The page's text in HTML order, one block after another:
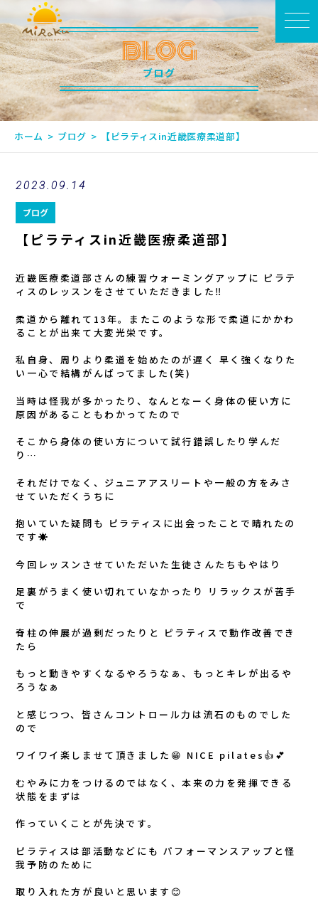
BLOG
ブログ
ホーム ブログ 【ピラティスin近畿医療柔道部】
2023.09.14
ブログ
【ピラティスin近畿医療柔道部】
近畿医療柔道部さんの練習ウォーミングアップに ピラテ
ィスのレッスンをさせていただきました‼️
柔道から離れて13年。またこのような形で柔道にかかわ
ることが出来て大変光栄です。
私自身、周りより柔道を始めたのが遅く 早く強くなりた
い一心で結構がんばってました(笑)
当時は怪我が多かったり、なんとなーく身体の使い方に
原因があることもわかってたので
そこから身体の使い方について試行錯誤したり学んだ
り…
それだけでなく、ジュニアアスリートや一般の方をみさ
せていただくうちに
抱いていた疑問も ピラティスに出会ったことで晴れたの
です☀️
今回レッスンさせていただいた生徒さんたちもやはり
足裏がうまく使い切れていなかったり リラックスが苦手
で
脊柱の伸展が過剰だったりと ピラティスで動作改善でき
たら
もっと動きやすくなるやろうなぁ、もっとキレが出るや
ろうなぁ
と感じつつ、皆さんコントロール力は流石のものでした
ので
ワイワイ楽しませて頂きました😁 NICE pilates👍💕
むやみに力をつけるのではなく、本来の力を発揮できる
状態をまずは
作っていくことが先決です。
ピラティスは部活動などにも パフォーマンスアップと怪
我予防のために
取り入れた方が良いと思います😊